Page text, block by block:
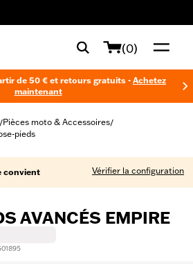
(0)
de 50 € et retours gratuits - Achetez
maintenant
/Pièces moto & Accessoires/
pieds
convient Vérifier la configuration
AVANCÉS EMPIRE